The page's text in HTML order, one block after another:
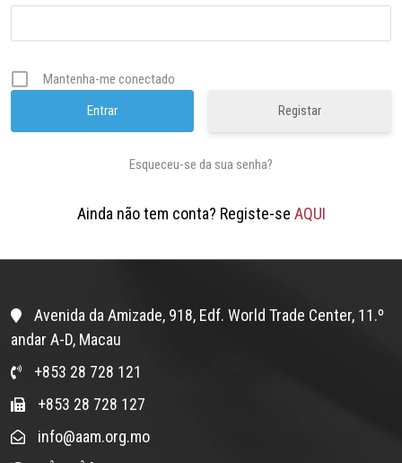
Mantenha-me conectado
Registar
Esqueceu-se da sua senha?
Ainda não tem conta? Registe-se AQUI
Avenida da Amizade, 918, Edf. World Trade Center, 11.º
andar A-D, Macau
+853 28 728 121
+853 28 728 127
info@aam.org.mo